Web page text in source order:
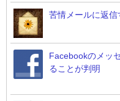
苦情メールに返信
Facebookのメッ
ることが判明